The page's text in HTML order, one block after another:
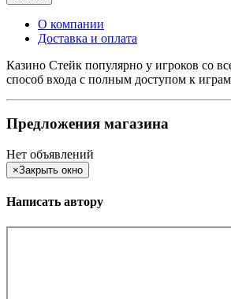
О компании
Доставка и оплата
Казино Стейк популярно у игроков со
способ входа с полным доступом к
Предложения магазина
Нет объявлений
×Закрыть окно
Написать автору